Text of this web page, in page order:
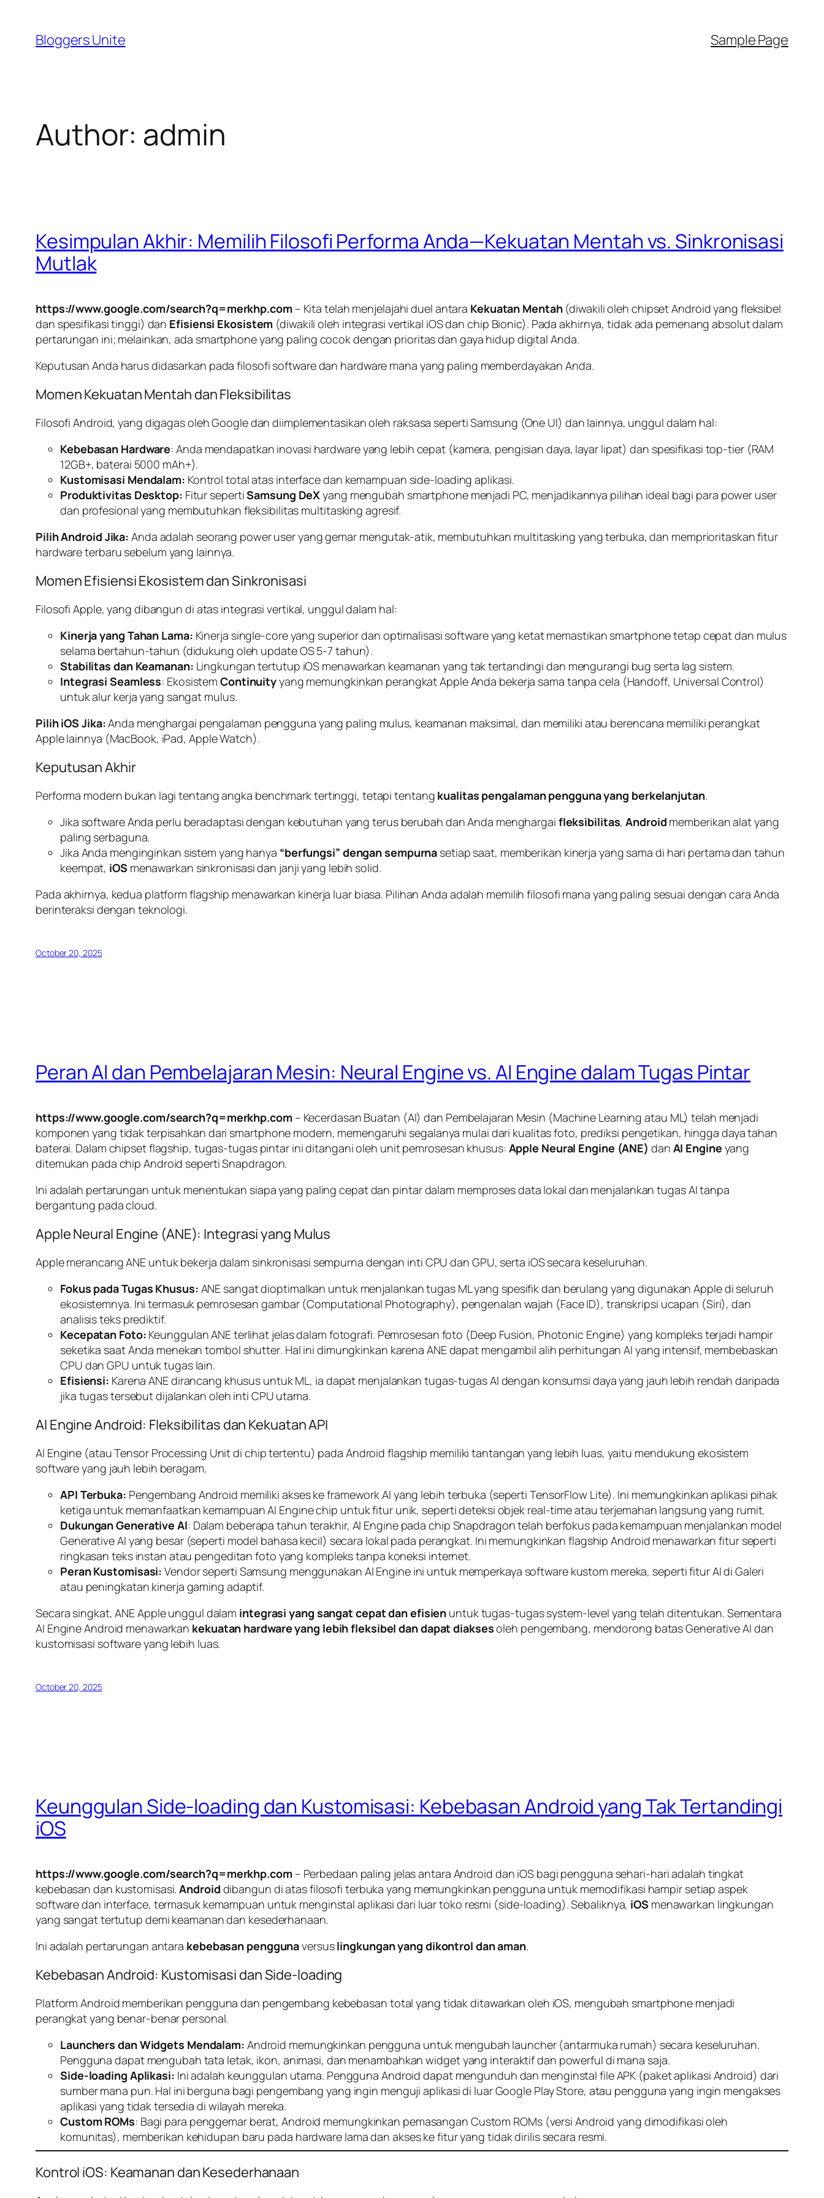
content
Bloggers Unite Sample Page
Author: admin
Kesimpulan Akhir: Memilih Filosofi Performa Anda—Kekuatan Mentah vs. Sinkronisasi
Mutlak
https://www.google.com/search?q=merkhp.com– Kita telah menjelajahi duel antara Kekuatan Mentah(diwakili oleh chipsetAndroid yang fleksibel
dan spesifikasi tinggi) dan Efisiensi Ekosistem (diwakili oleh integrasi vertikal iOS danchip Bionic). Pada akhirnya, tidak ada pemenang absolut dalam
pertarungan ini; melainkan, ada smartphoneyang paling cocok dengan prioritas dan gaya hidup digital Anda.
Keputusan Anda harus didasarkan pada filosofi softwaredan hardware mana yang paling memberdayakan Anda.
Momen Kekuatan Mentah dan Fleksibilitas
Filosofi Android, yang digagas oleh Google dan diimplementasikan oleh raksasa seperti Samsung (One UI) dan lainnya, unggul dalam hal:
Kebebasan Hardware: Anda mendapatkan inovasi hardwareyang lebih cepat (kamera, pengisian daya, layar lipat) dan spesifikasi top-tier(RAM
12GB+, baterai 5000 mAh+).
Kustomisasi Mendalam: Kontrol total atas interfacedan kemampuan side-loading aplikasi.
Produktivitas Desktop: Fitur sepertiSamsung DeXyang mengubah smartphonemenjadi PC, menjadikannya pilihan ideal bagi para power user
dan profesional yang membutuhkan fleksibilitas multitasking agresif.
Pilih Android Jika: Anda adalah seorang power useryang gemar mengutak-atik, membutuhkan multitasking yang terbuka, dan memprioritaskan fitur
hardwareterbaru sebelum yang lainnya.
Momen Efisiensi Ekosistem dan Sinkronisasi
Filosofi Apple, yang dibangun di atas integrasi vertikal, unggul dalam hal:
Kinerja yang Tahan Lama: Kinerja single-coreyang superior dan optimalisasi softwareyang ketat memastikan smartphonetetap cepat dan mulus
selama bertahun-tahun (didukung oleh updateOS 5-7 tahun).
Stabilitas dan Keamanan: Lingkungan tertutup iOS menawarkan keamanan yang tak tertandingi dan mengurangi bug serta lag sistem.
Integrasi Seamless: EkosistemContinuityyang memungkinkan perangkat Apple Anda bekerja sama tanpa cela (Handoff, Universal Control)
untuk alur kerja yang sangat mulus.
Pilih iOS Jika:Anda menghargai pengalaman pengguna yang paling mulus, keamanan maksimal, dan memiliki atau berencana memiliki perangkat
Apple lainnya (MacBook, iPad, Apple Watch).
Keputusan Akhir
Performa modern bukan lagi tentang angka benchmarktertinggi, tetapi tentang kualitas pengalaman pengguna yang berkelanjutan.
Jika softwareAnda perlu beradaptasi dengan kebutuhan yang terus berubah dan Anda menghargai fleksibilitas,Android memberikan alat yang
paling serbaguna.
Jika Anda menginginkan sistem yang hanya “berfungsi” dengan sempurna setiap saat, memberikan kinerja yang sama di hari pertama dan tahun
keempat, iOSmenawarkan sinkronisasi dan janji yang lebih solid.
Pada akhirnya, kedua platform flagship menawarkan kinerja luar biasa. Pilihan Anda adalah memilih filosofi mana yang paling sesuai dengan cara Anda
berinteraksi dengan teknologi.
October 20, 2025
Peran AI dan Pembelajaran Mesin: Neural Engine vs. AI Engine dalam Tugas Pintar
https://www.google.com/search?q=merkhp.com– Kecerdasan Buatan (AI) dan Pembelajaran Mesin (Machine Learning atau ML) telah menjadi
komponen yang tidak terpisahkan dari smartphone modern, memengaruhi segalanya mulai dari kualitas foto, prediksi pengetikan, hingga daya tahan
baterai. Dalam chipsetflagship, tugas-tugas pintar ini ditangani oleh unit pemrosesan khusus: Apple Neural Engine (ANE) dan AI Engine yang
ditemukan pada chip Android seperti Snapdragon.
Ini adalah pertarungan untuk menentukan siapa yang paling cepat dan pintar dalam memproses data lokal dan menjalankan tugas AI tanpa
bergantung padacloud.
Apple Neural Engine (ANE): Integrasi yang Mulus
Apple merancang ANE untuk bekerja dalam sinkronisasi sempurna dengan inti CPU dan GPU, serta iOS secara keseluruhan.
Fokus pada Tugas Khusus: ANE sangat dioptimalkan untuk menjalankan tugas ML yang spesifik dan berulang yang digunakan Apple di seluruh
ekosistemnya. Ini termasuk pemrosesan gambar (Computational Photography), pengenalan wajah (Face ID), transkripsi ucapan (Siri), dan
analisis teks prediktif.
Kecepatan Foto: Keunggulan ANE terlihat jelas dalam fotografi. Pemrosesan foto (Deep Fusion, Photonic Engine) yang kompleks terjadi hampir
seketika saat Anda menekan tombol shutter. Hal ini dimungkinkan karena ANE dapat mengambil alih perhitungan AI yang intensif, membebaskan
CPU dan GPU untuk tugas lain.
Efisiensi: Karena ANE dirancang khusus untuk ML, ia dapat menjalankan tugas-tugas AI dengan konsumsi daya yang jauh lebih rendah daripada
jika tugas tersebut dijalankan oleh inti CPU utama.
AI Engine Android: Fleksibilitas dan Kekuatan API
AI Engine (atauTensor Processing Unitdi chiptertentu) pada Androidflagship memiliki tantangan yang lebih luas, yaitu mendukung ekosistem
softwareyang jauh lebih beragam.
API Terbuka: Pengembang Android memiliki akses keframeworkAI yang lebih terbuka (seperti TensorFlow Lite). Ini memungkinkan aplikasi pihak
ketiga untuk memanfaatkan kemampuan AI Enginechip untuk fitur unik, seperti deteksi objek real-timeatau terjemahan langsung yang rumit.
DukunganGenerative AI: Dalam beberapa tahun terakhir, AI Engine padachip Snapdragon telah berfokus pada kemampuan menjalankan model
Generative AI yang besar (seperti model bahasa kecil) secara lokal pada perangkat. Ini memungkinkanflagship Android menawarkan fitur seperti
ringkasan teks instan atau pengeditan foto yang kompleks tanpa koneksi internet.
Peran Kustomisasi: Vendor seperti Samsung menggunakan AI Engine ini untuk memperkaya softwarekustom mereka, seperti fitur AI di Galeri
atau peningkatan kinerja gaming adaptif.
Secara singkat, ANE Apple unggul dalam integrasi yang sangat cepat dan efisien untuk tugas-tugassystem-level yang telah ditentukan. Sementara
AI Engine Android menawarkan kekuatan hardwareyang lebih fleksibel dan dapat diaksesoleh pengembang, mendorong batasGenerative AI dan
kustomisasi softwareyang lebih luas.
October 20, 2025
Keunggulan Side-loading dan Kustomisasi: Kebebasan Android yang Tak Tertandingi
iOS
https://www.google.com/search?q=merkhp.com– Perbedaan paling jelas antara Android dan iOS bagi pengguna sehari-hari adalah tingkat
kebebasan dan kustomisasi.Android dibangun di atas filosofi terbuka yang memungkinkan pengguna untuk memodifikasi hampir setiap aspek
softwaredan interface, termasuk kemampuan untuk menginstal aplikasi dari luar toko resmi (side-loading). Sebaliknya, iOSmenawarkan lingkungan
yang sangat tertutup demi keamanan dan kesederhanaan.
Ini adalah pertarungan antara kebebasan penggunaversuslingkungan yang dikontrol dan aman.
Kebebasan Android: Kustomisasi dan Side-loading
Platform Android memberikan pengguna dan pengembang kebebasan total yang tidak ditawarkan oleh iOS, mengubah smartphone menjadi
perangkat yang benar-benar personal.
Launchers danWidgets Mendalam: Android memungkinkan pengguna untuk mengubah launcher(antarmuka rumah) secara keseluruhan.
Pengguna dapat mengubah tata letak, ikon, animasi, dan menambahkanwidgetyang interaktif dan powerful di mana saja.
Side-loading Aplikasi: Ini adalah keunggulan utama. Pengguna Android dapat mengunduh dan menginstal file APK (paket aplikasi Android) dari
sumber mana pun. Hal ini berguna bagi pengembang yang ingin menguji aplikasi di luarGoogle Play Store, atau pengguna yang ingin mengakses
aplikasi yang tidak tersedia di wilayah mereka.
Custom ROMs: Bagi para penggemar berat, Android memungkinkan pemasangan Custom ROMs(versi Android yang dimodifikasi oleh
komunitas), memberikan kehidupan baru pada hardwarelama dan akses ke fitur yang tidak dirilis secara resmi.
Kontrol iOS: Keamanan dan Kesederhanaan